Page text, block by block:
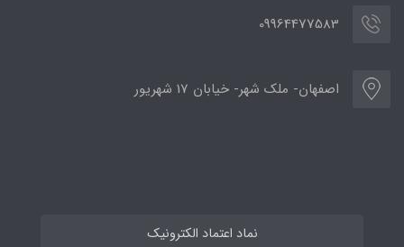
09964477583
اصفهان- ملک شهر- خیابان 17 شهریور
نماد اعتماد الکترونیک